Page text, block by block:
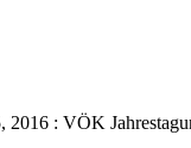
2016 : VÖK